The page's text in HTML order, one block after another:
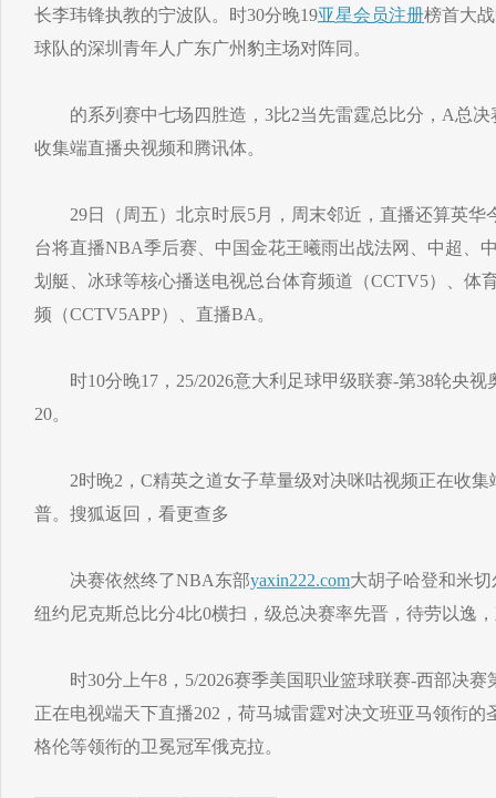
长李玮锋执教的宁波队。时30分晚19亚星会员注册榜首大
球队的深圳青年人广东广州豹主场对阵同。
的系列赛中七场四胜造，3比2当先雷霆总比分，A总决
收集端直播央视频和腾讯体。
29日（周五）北京时辰5月，周末邻近，直播还算英华
台将直播NBA季后赛、中国金花王曦雨出战法网、中超、
划艇、冰球等核心播送电视总台体育频道（CCTV5）、体
频（CCTV5APP）、直播BA。
时10分晚17，25/2026意大利足球甲级联赛-第38轮央视
20。
2时晚2，C精英之道女子草量级对决咪咕视频正在收集
普。搜狐返回，看更查多
决赛依然终了NBA东部yaxin222.com大胡子哈登和米
纽约尼克斯总比分4比0横扫，级总决赛率先晋，待劳以逸
时30分上午8，5/2026赛季美国职业篮球联赛-西部决赛
正在电视端天下直播202，荷马城雷霆对决文班亚马领衔
格伦等领衔的卫冕冠军俄克拉。